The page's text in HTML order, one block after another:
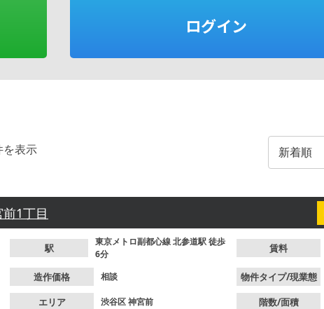
ログイン
を表示
1丁目
駅
東京メトロ副都心線北参道駅徒歩
6分
賃料
造作価格 相談 物件タイプ/現業態
エリア 渋谷区神宮前 階数/面積